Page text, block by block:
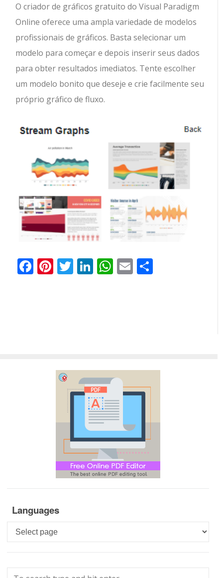
O criador de gráficos gratuito do Visual Paradigm
Online oferece uma ampla variedade de modelos
profissionais de gráficos. Basta selecionar um
modelo para começar e depois inserir seus dados
para obter resultados imediatos. Tente escolher
um modelo bonito que deseje e crie facilmente seu
próprio gráfico de fluxo.
Facebook
Pinterest
Twitter
LinkedIn
WhatsApp
Email
Languages
Languages